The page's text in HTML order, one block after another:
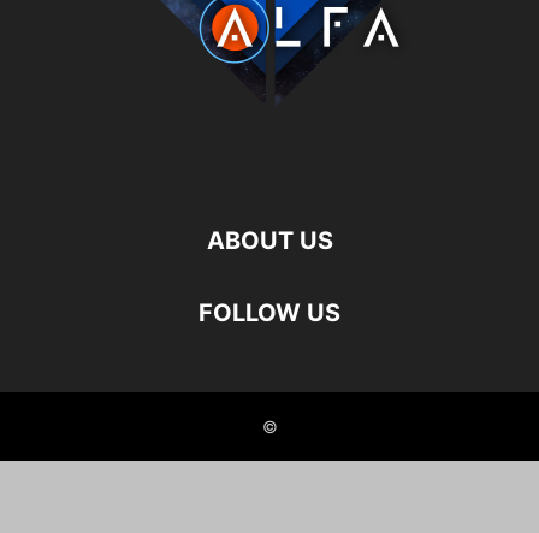
ABOUT US
FOLLOW US
©